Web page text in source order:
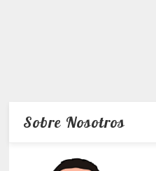
Sobre Nosotros